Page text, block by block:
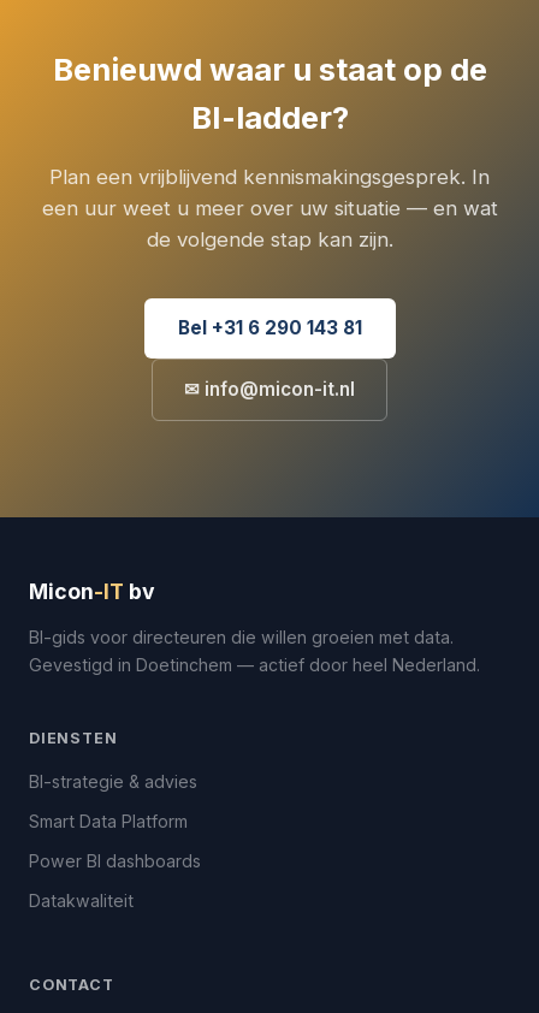
Benieuwd waar u staat op de
BI-ladder?
Plan een vrijblijvend kennismakingsgesprek. In
een uur weet u meer over uw situatie — en wat
de volgende stap kan zijn.
Bel +31 6 290 143 81
✉ info@micon-it.nl
Micon-IT bv
BI-gids voor directeuren die willen groeien met data.
Gevestigd in Doetinchem — actief door heel Nederland.
DIENSTEN
BI-strategie & advies
Smart Data Platform
Power BI dashboards
Datakwaliteit
CONTACT